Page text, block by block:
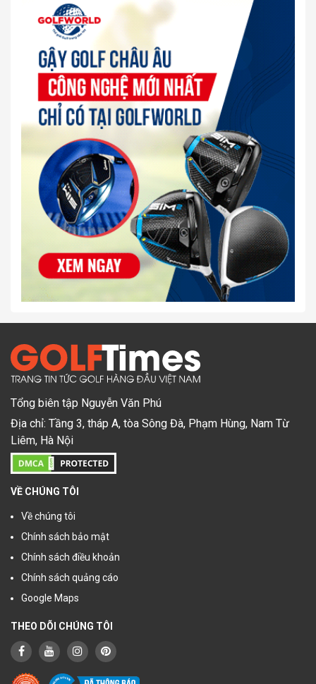
Tổng biên tập Nguyễn Văn Phú
Địa chỉ: Tầng 3, tháp A, tòa Sông Đà, Phạm Hùng, Nam Từ
Liêm, Hà Nội
VỀ CHÚNG TÔI
Về chúng tôi
Chính sách bảo mật
Chính sách điều khoản
Chính sách quảng cáo
Google Maps
THEO DÕI CHÚNG TÔI